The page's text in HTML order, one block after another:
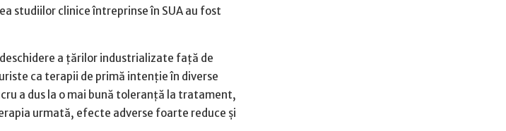
studiilor clinice întreprinse în SUA au fost
a ţărilor industrializate faţă de
ca terapii de primă intenţie în diverse
a dus la o mai bună toleranţă la tratament,
urmată, efecte adverse foarte reduce şi